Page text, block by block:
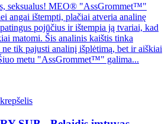
seksualus! MEO® "AssGrommet™"
angai ištempti, plačiai atveria analinę
pojūčius ir ištempia ją tvariai, kad
matomi. Šis analinis kaištis tinka
tik pajusti analinį išplėtimą, bet ir aiškiai
metu "AssGrommet™" galima...